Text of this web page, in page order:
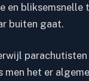
en bliksemsnelle
buiten gaat.
men het er